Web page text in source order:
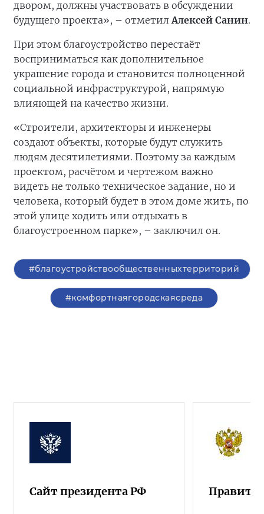
двором, должны участвовать в обсуждении
будущего проекта», – отметилАлексей Санин.
При этом благоустройство перестаёт
восприниматься как дополнительное
украшение города и становится полноценной
социальной инфраструктурой, напрямую
влияющей на качество жизни.
«Строители, архитекторы и инженеры
создают объекты, которые будут служить
людям десятилетиями. Поэтому за каждым
проектом, расчётом и чертежом важно
видеть не только техническое задание, но и
человека, который будет в этом доме жить, по
этой улице ходить или отдыхать в
благоустроенном парке», – заключил он.
#благоустройствообщественныхтерриторий
#комфортнаягородскаясреда
Сайт президента РФ